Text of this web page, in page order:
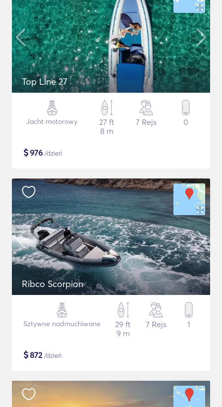
Top Line 27
Jacht motorowy
27 ft
8 m
7 Rejs 0
$976 /dzień
Ribco Scorpion
Sztywne nadmuchiwane
29 ft
9 m
7 Rejs 1
$872/dzień